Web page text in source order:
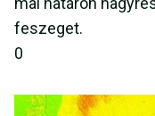
feszeget.
0